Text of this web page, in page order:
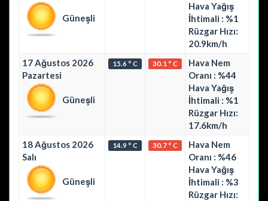
Güneşli
Hava Yağış
İhtimali : %1
Rüzgar Hızı:
20.9km/h
17 Ağustos 2026
Pazartesi
Güneşli
15.6 ° C 30.1 ° C
Hava Nem
Oranı : %44
Hava Yağış
İhtimali : %1
Rüzgar Hızı:
17.6km/h
18 Ağustos 2026
Salı
Güneşli
14.9 ° C 30.7 ° C
Hava Nem
Oranı : %46
Hava Yağış
İhtimali : %3
Rüzgar Hızı: